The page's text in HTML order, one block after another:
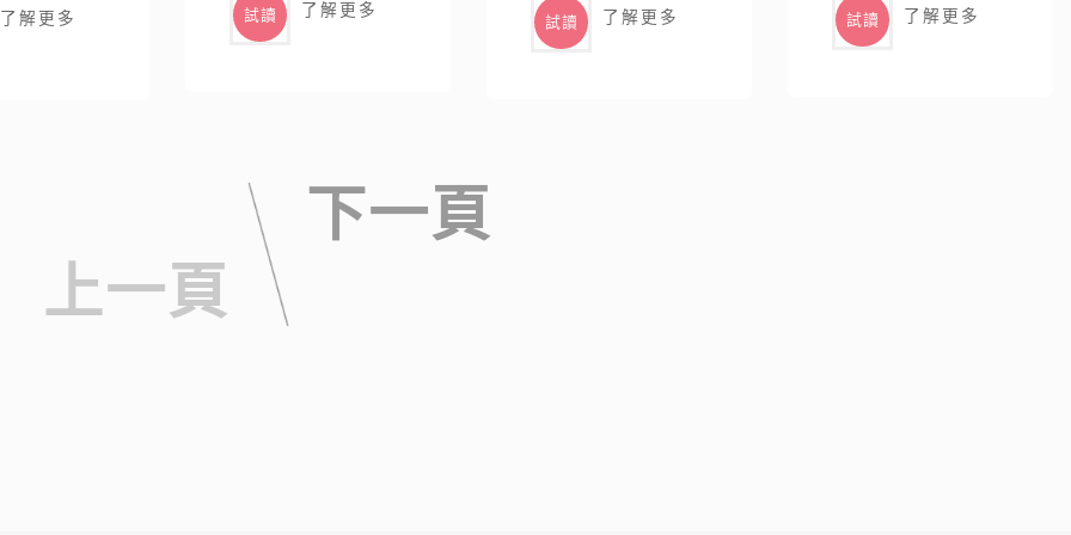
了解更多 試讀 了解更多
試讀 了解更多 試讀 了解更多
上一頁
下一頁